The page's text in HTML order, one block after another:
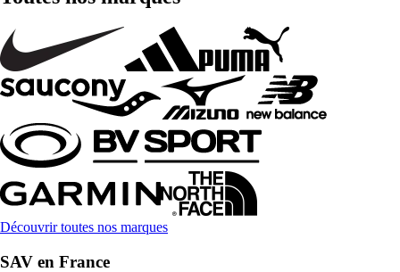
Découvrir toutes nos marques
SAV en France